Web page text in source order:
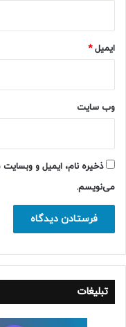
ایمیل*
وب‌ سایت
ذخیره نام، ایمیل و
می‌نویسم.
تبلیغات